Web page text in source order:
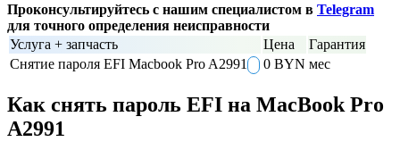
Проконсультируйтесь с нашим специалистом в Telegram
для точного определения неисправности
Услуга + запчасть
Цена
Гарантия
Снятие пароля EFI Macbook Pro A2991
0 BYN мес
Как снять пароль EFI на MacBook Pro
A2991